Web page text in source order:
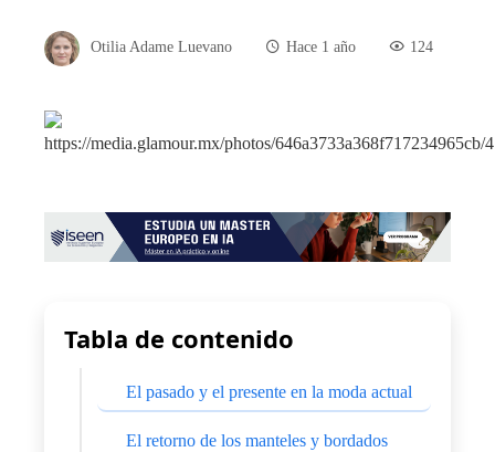
Otilia Adame Luevano Hace 1 año 124
Tabla de contenido
El pasado y el presente en la moda actual
El retorno de los manteles y bordados